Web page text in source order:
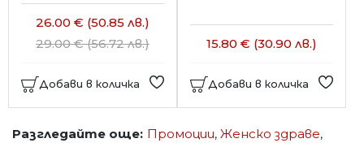
26.00 € (50.85 лв.)
29.00 € (56.72 лв.)
Добави в количка
15.80 € (30.90 лв.)
Добави в количка
Разгледайте още: Промоции, Женско здраве,